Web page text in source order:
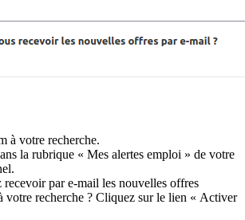
à votre recherche.
la rubrique « Mes alertes emploi » de votre
recevoir par e-mail les nouvelles offres
votre recherche ? Cliquez sur le lien « Activer